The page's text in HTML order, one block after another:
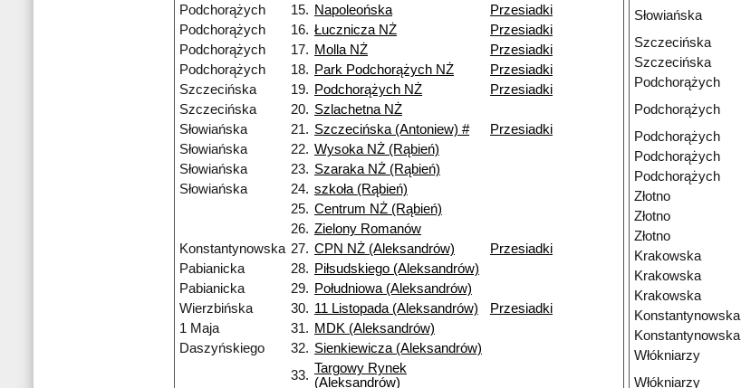
Podchorążych
15. Napoleońska
Przesiadki
Podchorążych
16. Łucznicza NŻ
Przesiadki
Podchorążych
17. Molla NŻ
Przesiadki
Podchorążych
18. Park Podchorążych NŻ
Przesiadki
Szczecińska
19. Podchorążych NŻ
Przesiadki
Szczecińska
20. Szlachetna NŻ
Słowiańska
21. Szczecińska (Antoniew) #
Przesiadki
Słowiańska
22. Wysoka NŻ (Rąbień)
Słowiańska
23. Szaraka NŻ (Rąbień)
Słowiańska
24. szkoła (Rąbień)
25. Centrum NŻ (Rąbień)
26. Zielony Romanów
Konstantynowska 27. CPN NŻ (Aleksandrów)
Przesiadki
Pabianicka
28. Piłsudskiego (Aleksandrów)
Pabianicka
29. Południowa (Aleksandrów)
Wierzbińska
30. 11 Listopada (Aleksandrów)
Przesiadki
1 Maja
31. MDK (Aleksandrów)
Daszyńskiego
32. Sienkiewicza (Aleksandrów)
33. Targowy Rynek
(Aleksandrów)
Słowiańska
Szczecińska
Szczecińska
Podchorążych
Podchorążych
Podchorążych
Podchorążych
Podchorążych
Złotno
Złotno
Złotno
Krakowska
Krakowska
Krakowska
Konstantynowska
Konstantynowska
Włókniarzy
Włókniarzy